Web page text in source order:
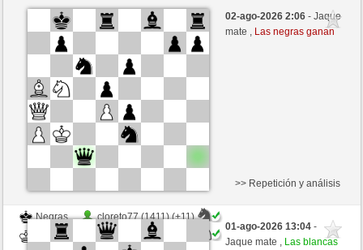
Negras
cloreto77 (1422) (+10)
Blancas
schacho2 (1295) (-10)
Tiempo: 10 minutes/side + 8 seconds/move
Esta partida es por puntos
02-ago-2026 2:06- Jaque
mate , Las negras ganan
Negras
cloreto77 (1411) (+11)
Blancas
schacho2 (1306) (-11)
>> Repetición y análisis
01-ago-2026 13:04-
Jaque mate , Las blancas